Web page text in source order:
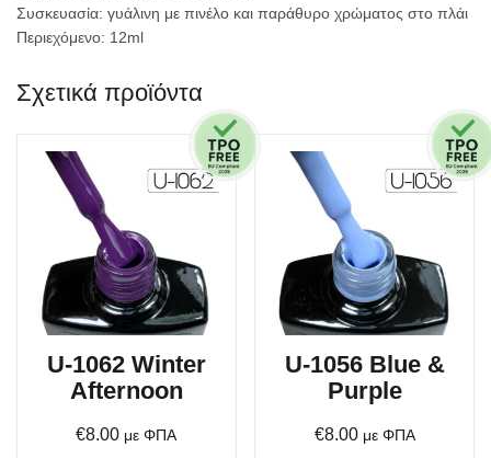
Συσκευασία: γυάλινη με πινέλο και παράθυρο χρώματος στο πλάι
Περιεχόμενο: 12ml
Σχετικά προϊόντα
U-1062 Winter
Afternoon
€8.00 με ΦΠΑ
U-1056 Blue &
Purple
€8.00 με ΦΠΑ